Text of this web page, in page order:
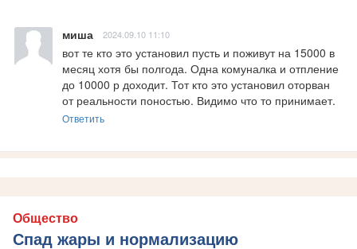
миша 2024.09.10 11:10
вот те кто это установил пусть и поживут на 15000 в
месяц хотя бы полгода. Одна комуналка и отпление
до 10000 р доходит. Тот кто это установил оторван
от реальности поностью. Видимо что то принимает.
Ответить
Общество
Спад жары и нормализацию